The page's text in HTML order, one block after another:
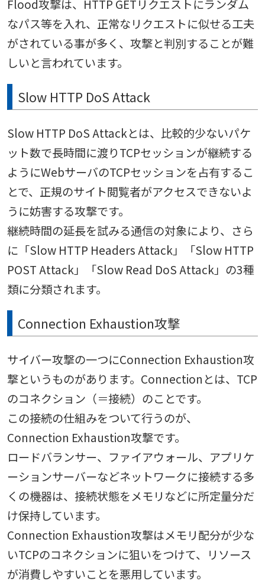
Flood攻撃は、HTTP GETリクエストにランダム
なパス等を入れ、正常なリクエストに似せる工夫
がされている事が多く、攻撃と判別することが難
しいと言われています。
Slow HTTP DoS Attack
Slow HTTP DoS Attackとは、比較的少ないパケ
ット数で長時間に渡りTCPセッションが継続する
ようにWebサーバのTCPセッションを占有するこ
とで、正規のサイト閲覧者がアクセスできないよ
うに妨害する攻撃です。
継続時間の延長を試みる通信の対象により、さら
に「Slow HTTP Headers Attack」「Slow HTTP
POST Attack」「Slow Read DoS Attack」の3種
類に分類されます。
Connection Exhaustion攻撃
サイバー攻撃の一つにConnection Exhaustion攻
撃というものがあります。Connectionとは、TCP
のコネクション（＝接続）のことです。
この接続の仕組みをついて行うのが、
Connection Exhaustion攻撃です。
ロードバランサー、ファイアウォール、アプリケ
ーションサーバーなどネットワークに接続する多
くの機器は、接続状態をメモリなどに所定量分だ
け保持しています。
Connection Exhaustion攻撃はメモリ配分が少な
いTCPのコネクションに狙いをつけて、リソース
が消費しやすいことを悪用しています。